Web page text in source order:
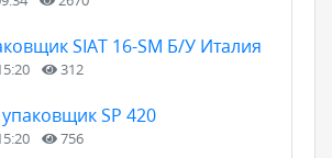
SIAT 16-SM Б/У Италия
312
SP 420
756